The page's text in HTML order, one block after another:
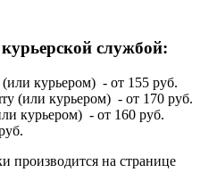
службой:
курьером) - от 155 руб.
(или курьером) - от 170 руб.
курьером) - от 160 руб.
производится на странице